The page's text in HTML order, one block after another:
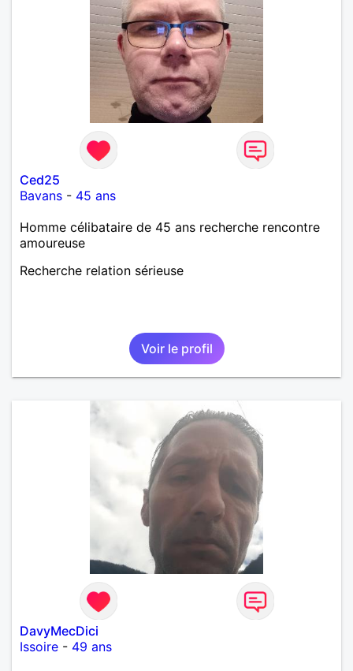
Ced25
Bavans - 45 ans
Homme célibataire de 45 ans recherche rencontre
amoureuse
Recherche relation sérieuse
Voir le profil
DavyMecDici
Issoire - 49 ans